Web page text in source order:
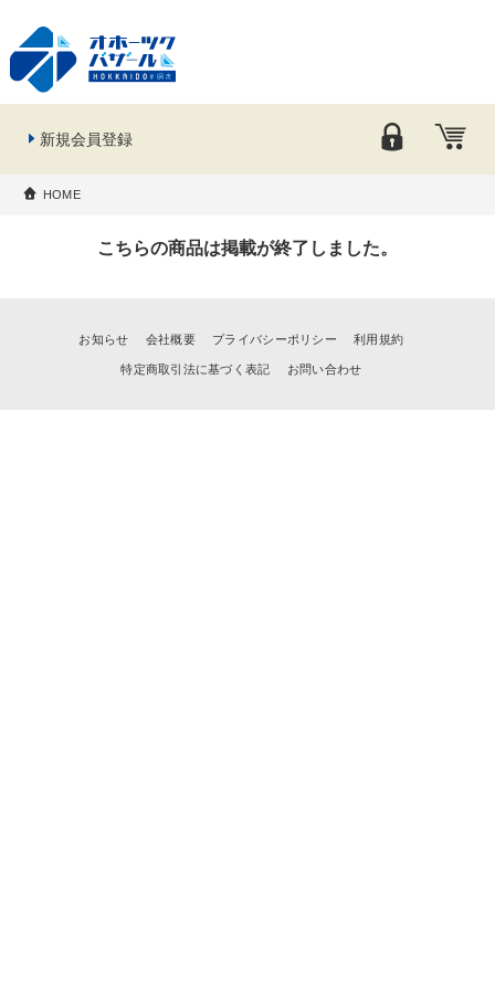
新規会員登録
HOME
こちらの商品は掲載が終了しました。
お知らせ 会社概要 プライバシーポリシー 利用規約
特定商取引法に基づく表記 お問い合わせ